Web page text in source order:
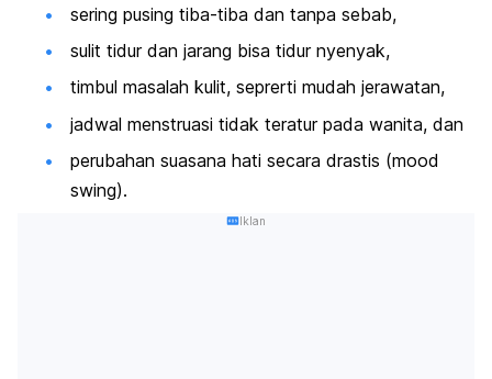
sering pusing tiba-tiba dan tanpa sebab,
sulit tidur dan jarang bisa tidur nyenyak,
timbul masalah kulit, seprerti mudah jerawatan,
jadwal menstruasi tidak teratur pada wanita, dan
perubahan suasana hati secara drastis (mood
swing).
Iklan